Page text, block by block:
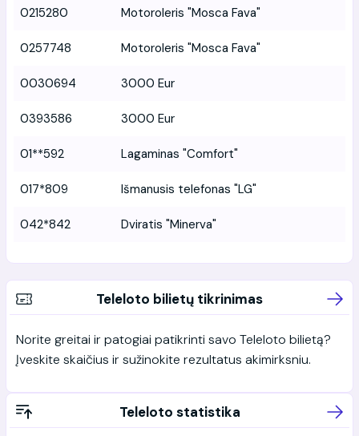
0215280 Motoroleris "Mosca Fava"
0257748 Motoroleris "Mosca Fava"
0030694 3000 Eur
0393586 3000 Eur
01**592 Lagaminas "Comfort"
017*809 Išmanusis telefonas "LG"
042*842 Dviratis "Minerva"
Teleloto bilietų tikrinimas
Norite greitai ir patogiai patikrinti savo Teleloto bilietą?
Įveskite skaičius ir sužinokite rezultatus akimirksniu.
Teleloto statistika